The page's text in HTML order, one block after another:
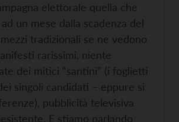
elettorale quella che
un mese dalla scadenza del
tradizionali se ne vedono
rarissimi, niente
dei mitici “santini” (i foglietti
singoli candidati – eppure si
pubblicità televisiva
E stiamo parlando